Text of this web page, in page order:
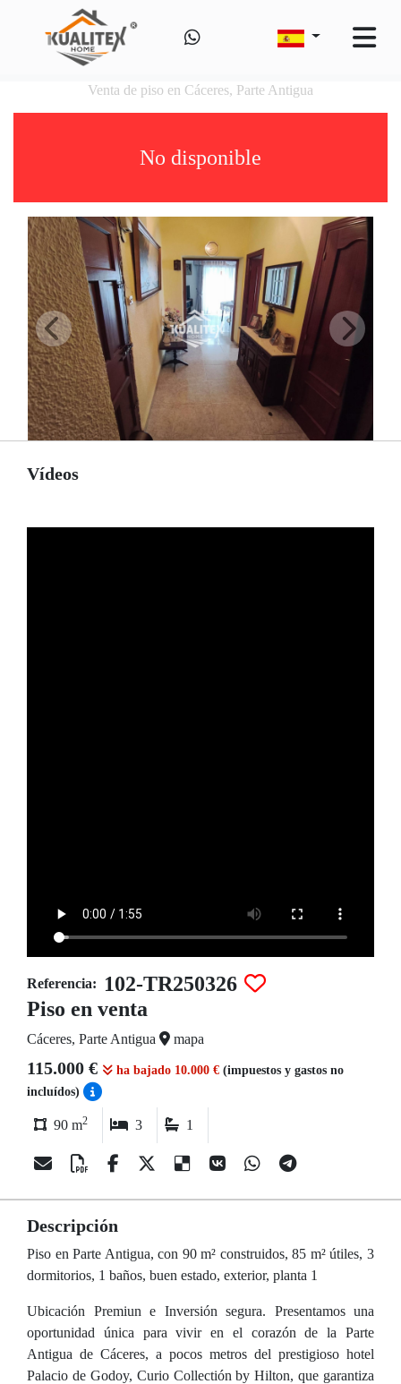
Venta de piso en Cáceres, Parte Antigua
No disponible
Vídeos
Referencia:
102-TR250326
Piso en venta
Cáceres, Parte Antigua mapa
115.000 € ha bajado 10.000 € (impuestos y gastos no
incluídos)
90 m2 3 1
Descripción
Piso en Parte Antigua, con 90 m² construidos, 85 m² útiles, 3
dormitorios, 1 baños, buen estado, exterior, planta 1
Ubicación Premiun e Inversión segura. Presentamos una
oportunidad única para vivir en el corazón de la Parte
Antigua de Cáceres, a pocos metros del prestigioso hotel
Palacio de Godoy, Curio Collectión by Hilton, que garantiza